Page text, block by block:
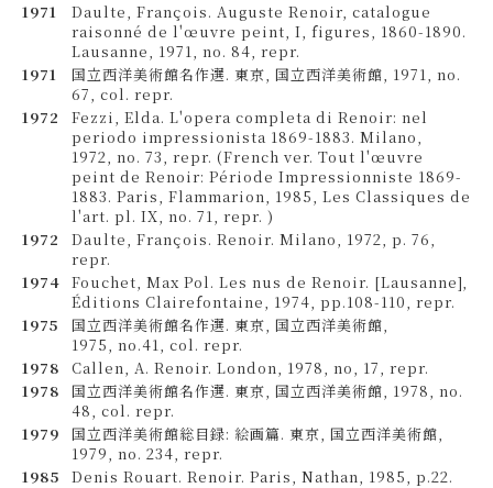
1971
Daulte, François. Auguste Renoir, catalogue
raisonné de l'œuvre peint, I, figures, 1860-1890.
Lausanne, 1971, no. 84, repr.
1971
国立西洋美術館名作選. 東京, 国立西洋美術館, 1971, no.
67, col. repr.
1972
Fezzi, Elda. L'opera completa di Renoir: nel
periodo impressionista 1869-1883. Milano,
1972, no. 73, repr. (French ver. Tout l'œuvre
peint de Renoir: Période Impressionniste 1869-
1883. Paris, Flammarion, 1985, Les Classiques de
l'art. pl. IX, no. 71, repr. )
1972
Daulte, François. Renoir. Milano, 1972, p. 76,
repr.
1974 Fouchet, Max Pol. Les nus de Renoir. [Lausanne],
Éditions Clairefontaine, 1974, pp.108-110, repr.
1975
国立西洋美術館名作選. 東京, 国立西洋美術館,
1975, no.41, col. repr.
1978
Callen, A. Renoir. London, 1978, no, 17, repr.
1978
国立西洋美術館名作選. 東京, 国立西洋美術館, 1978, no.
48, col. repr.
1979
国立西洋美術館総目録: 絵画篇. 東京, 国立西洋美術館,
1979, no. 234, repr.
1985
Denis Rouart. Renoir. Paris, Nathan, 1985, p.22.